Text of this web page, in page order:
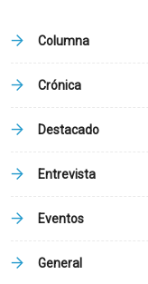
Columna
Crónica
Destacado
Entrevista
Eventos
General